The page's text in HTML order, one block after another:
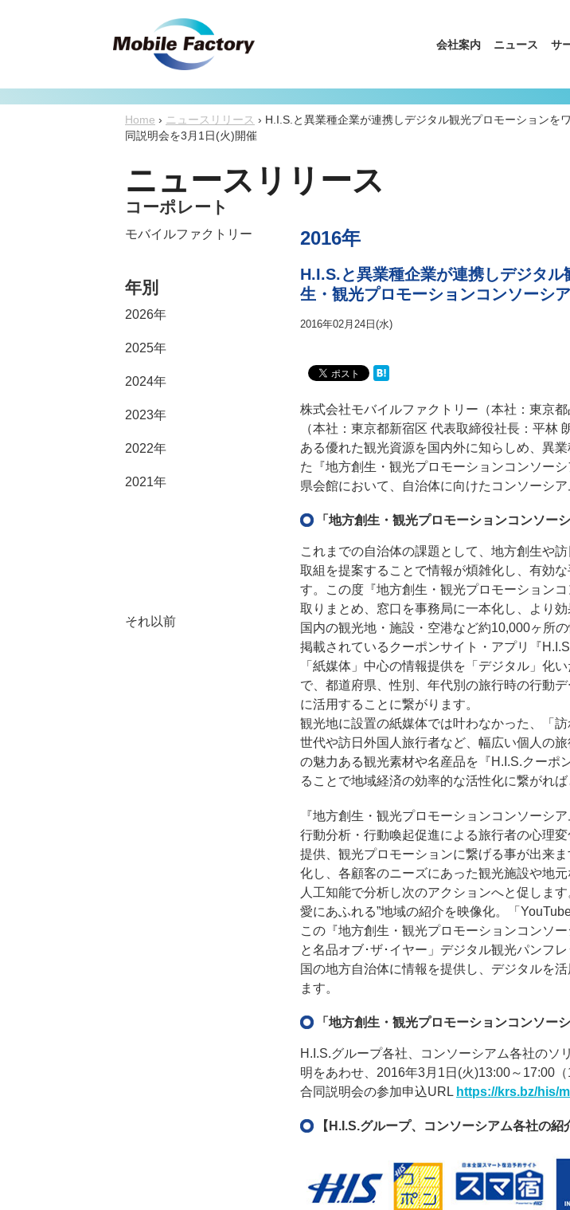
会社案内 ニュース サ
Home › ニュースリリース › H.I.S.と異業種企業が連携しデジタル観光プロモーション
同説明会を3月1日(火)開催
ニュースリリース
2016年
H.I.S.と異業種企業が連携しデジタ
生・観光プロモーションコンソー
2016年02月24日(水)
株式会社モバイルファクトリー（本社：東京
（本社：東京都新宿区 代表取締役社長：平林
ある優れた観光資源を国内外に知らしめ、異
た『地方創生・観光プロモーションコンソー
県会館において、自治体に向けたコンソーシ
「地方創生・観光プロモーションコンソー
これまでの自治体の課題として、地方創生や
取組を提案することで情報が煩雑化し、有効
す。この度『地方創生・観光プロモーション
取りまとめ、窓口を事務局に一本化し、より
国内の観光地・施設・空港など約10,000ヶ所
掲載されているクーポンサイト・アプリ『
「紙媒体」中心の情報提供を「デジタル」化
で、都道府県、性別、年代別の旅行時の行動
に活用することに繋がります。
観光地に設置の紙媒体では叶わなかった、「
世代や訪日外国人旅行者など、幅広い個人の
の魅力ある観光素材や名産品を『H.I.S.クーポ
ることで地域経済の効率的な活性化に繋がれば
『地方創生・観光プロモーションコンソーシ
行動分析・行動喚起促進による旅行者の心理
提供、観光プロモーションに繋げる事が出来
化し、各顧客のニーズにあった観光施設や地
人工知能で分析し次のアクションへと促しま
愛にあふれる”地域の紹介を映像化。「
この『地方創生・観光プロモーションコンソ
と名品オブ･ザ･イヤー」デジタル観光パンフ
国の地方自治体に情報を提供し、デジタルを
ます。
「地方創生・観光プロモーションコンソー
H.I.S.グループ各社、コンソーシアム各社のソ
明をあわせ、2016年3月1日(火)13:00～17:00
合同説明会の参加申込URL https://krs.bz/his/
【H.I.S.グループ、コンソーシアム各社の紹
コーポレート
モバイルファクトリー
年別
2026年
2025年
2024年
2023年
2022年
2021年
2002年
それ以前